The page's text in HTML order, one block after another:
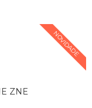
NOVIDADE